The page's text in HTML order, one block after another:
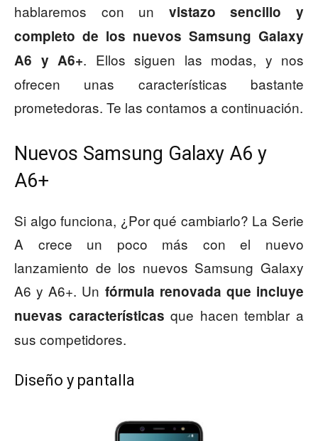
hablaremos con un vistazo sencillo y
completo de los nuevos Samsung Galaxy
A6 y A6+. Ellos siguen las modas, y nos
ofrecen unas características bastante
prometedoras. Te las contamos a continuación.
Nuevos Samsung Galaxy A6 y
A6+
Si algo funciona, ¿Por qué cambiarlo? La Serie
A crece un poco más con el nuevo
lanzamiento de los nuevos Samsung Galaxy
A6 y A6+. Un fórmula renovada que incluye
nuevas características que hacen temblar a
sus competidores.
Diseño y pantalla